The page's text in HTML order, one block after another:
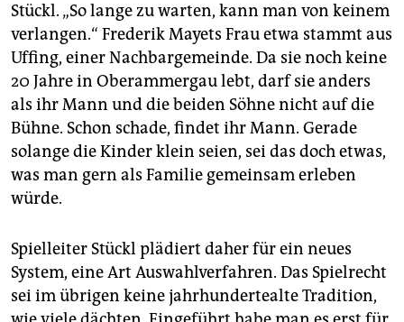
Stückl. „So lange zu warten, kann man von keinem
verlangen.“ Frederik Mayets Frau etwa stammt aus
Uffing, einer Nachbargemeinde. Da sie noch keine
20 Jahre in Oberammergau lebt, darf sie anders
als ihr Mann und die beiden Söhne nicht auf die
Bühne. Schon schade, findet ihr Mann. Gerade
solange die Kinder klein seien, sei das doch etwas,
was man gern als Familie gemeinsam erleben
würde.
Spielleiter Stückl plädiert daher für ein neues
System, eine Art Auswahlverfahren. Das Spielrecht
sei im übrigen keine jahrhundertealte Tradition,